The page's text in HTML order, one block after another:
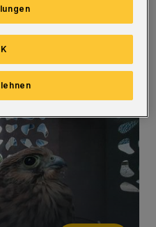
zu treiben, dort
einzufangen und
zu bringen.(Bilder)